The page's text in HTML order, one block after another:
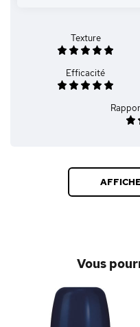
Texture
Efficacité
Vous